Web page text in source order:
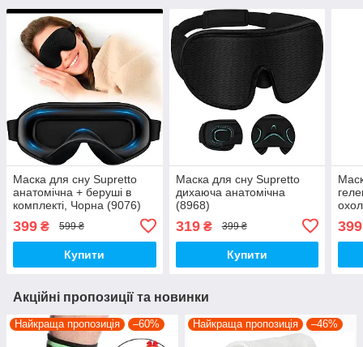
Маска для сну Supretto
анатомічна + беруші в
комплекті, Чорна (9076)
399 ₴ 599 ₴
Купити
Маска для сну Supretto
дихаюча анатомічна
(8968)
319₴ 399 ₴
Купити
399
Акційні пропозиції та новинки
Найкраща пропозиція –60% Найкраща пропозиція –46%